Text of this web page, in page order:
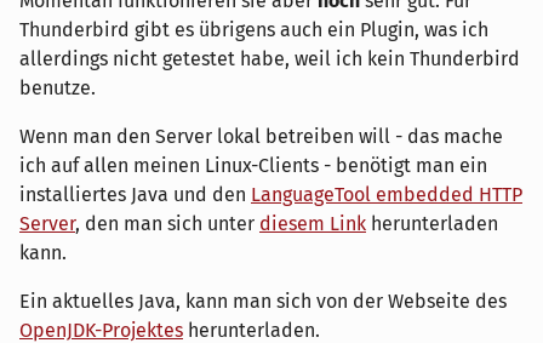
Thunderbird gibt es übrigens auch ein Plugin, was ich
allerdings nicht getestet habe, weil ich kein Thunderbird
benutze.
Wenn man den Server lokal betreiben will - das mache
ich auf allen meinen Linux-Clients - benötigt man ein
installiertes Java und den LanguageTool embedded HTTP
Server, den man sich unter diesem Link herunterladen
kann.
Ein aktuelles Java, kann man sich von der Webseite des
OpenJDK-Projektes herunterladen.